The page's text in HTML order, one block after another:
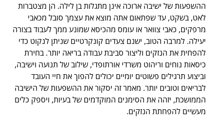
ההשפעות של ישיבה ארוכה אינן מתגלות בן לילה. הן מצטברות
לאט, בשקט, עד שפתאום אתה מוצא את עצמך סובל מכאבי
מרפקים, כאבי צוואר או עומס מהכיסא שמונע ממך לעבוד בצורה
יעילה. למרבה הטוב, ישנם צעדים קונקרטיים שניתן לנקוט כדי
להפחית את הנזקים וליצור סביבת עבודה בריאה יותר. בחירת
כיסאות נוחים וריהוט משרדי אורתופדי, שילוב של תנועה וישיבה,
וביצוע תרגילים פשוטים יומיים יכולים להפוך את חיי העובד
לבריאים וטובים יותר. מאמר זה יסקור את ההשפעות של הישיבה
הממושכת, יזהה את הסימנים המוקדמים של בעיות, ויספק כלים
מעשיים להפחתת הנזקים.